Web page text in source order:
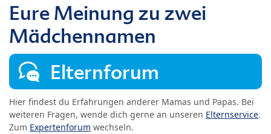
Eure Meinung zu zwei
Mädchennamen
Elternforum
Hier findest du Erfahrungen anderer Mamas und Papas. Bei
weiteren Fragen, wende dich gerne an unseren Elternservice.
Zum Expertenforum wechseln.